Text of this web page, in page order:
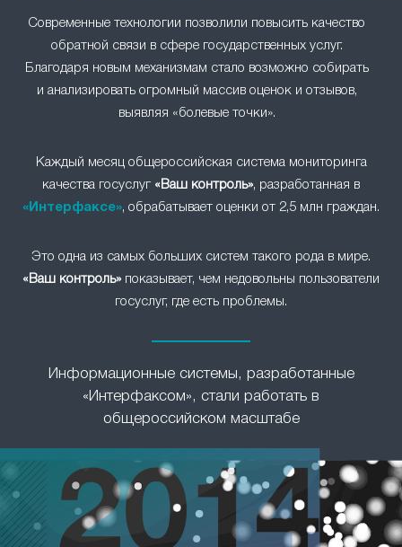
Современные технологии позволили повысить качество
обратной связи в сфере государственных услуг.
Благодаря новым механизмам стало возможно собирать
и анализировать огромный массив оценок и отзывов,
выявляя «болевые точки».
Каждый месяц общероссийская система мониторинга
качества госуслуг «Ваш контроль», разработанная в
«Интерфаксе», обрабатывает оценки от 2,5 млн граждан.
Это одна из самых больших систем такого рода в мире.
«Ваш контроль»показывает, чем недовольны пользователи
госуслуг, где есть проблемы.
Информационные системы, разработанные
«Интерфаксом», стали работать в
общероссийском масштабе